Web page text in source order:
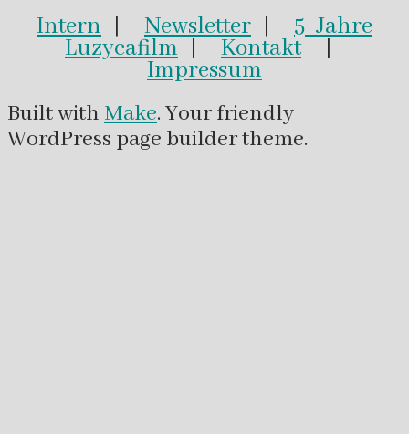
Intern | Newsletter | 5 Jahre
Luzycafilm | Kontakt|
Impressum
Built with Make. Your friendly
WordPress page builder theme.